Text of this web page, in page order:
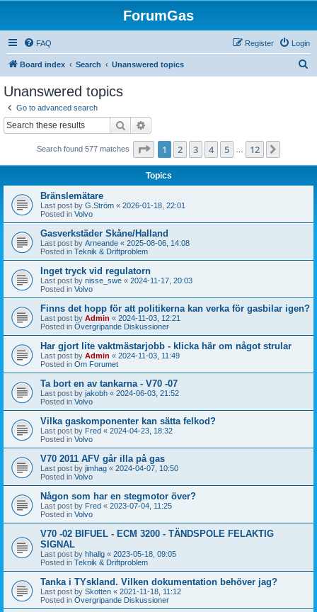
ForumGas
FAQ Login
Register
Board index Search Unanswered topics
Unanswered topics
Go to advanced search
Search
Search found 577 matches Page 1of 12
1 2 3 4 5 12
Topics
Bränslemätare
Last post by G.Ström « 2026-01-18, 22:01
Posted in Volvo
Gasverkstäder Skåne/Halland
Last post by Arneande « 2025-08-06, 14:08
Posted in Teknik & Driftproblem
Inget tryck vid regulatorn
Last post by nisse_swe « 2024-11-17, 20:03
Posted in Volvo
Finns det hopp för att politikerna kan verka för gasbilar igen?
Last post by Admin « 2024-11-03, 12:21
Posted in Övergripande Diskussioner
Har gjort lite vaktmästarjobb - klicka här om något strular
Last post by Admin « 2024-11-03, 11:49
Posted in Om Forumet
Ta bort en av tankarna - V70 -07
Last post by jakobh « 2024-06-03, 21:52
Posted in Volvo
Vilka gaskomponenter kan sätta felkod?
Last post by Fred « 2024-04-23, 18:32
Posted in Volvo
V70 2011 AFV går illa på gas
Last post by jimhag « 2024-04-07, 10:50
Posted in Volvo
Någon som har en stegmotor över?
Last post by Fred « 2023-07-04, 11:25
Posted in Volvo
V70 -02 BIFUEL - ECM 3200 - TÄNDSPOLE FELAKTIG
SIGNAL
Last post by hhallg « 2023-05-18, 09:05
Posted in Teknik & Driftproblem
Tanka i TYskland. Vilken dokumentation behöver jag?
Last post by Skotten « 2021-11-18, 11:12
Posted in Övergripande Diskussioner